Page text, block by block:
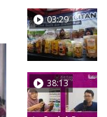
03:29
38:13